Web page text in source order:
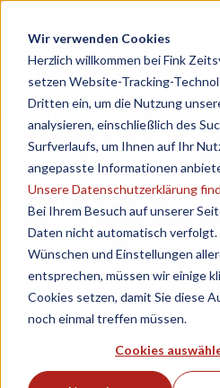
Wir verwenden Cookies
Herzlich willkommen bei Fink
setzen Website-Tracking-
Dritten ein, um die Nutzung
analysieren, einschließlich des
Surfverlaufs, um Ihnen auf Ihr
angepasste Informationen
Unsere Datenschutzerklärung
Bei Ihrem Besuch auf unserer
Daten nicht automatisch verfolgt.
Wünschen und Einstellungen
entsprechen, müssen wir einige
Cookies setzen, damit Sie diese
noch einmal treffen müssen.
Cookies
Filter